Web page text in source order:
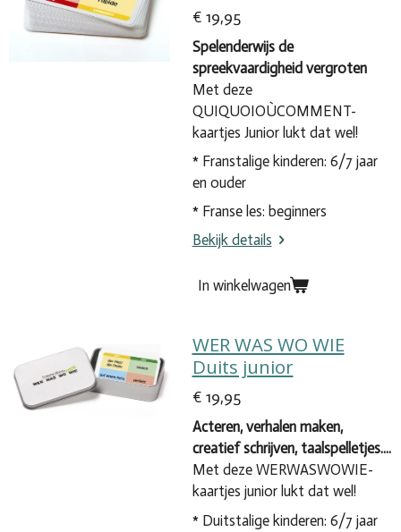
€ 19,95
Spelenderwijs de
spreekvaardigheid vergroten
Met deze
QUIQUOIOÙCOMMENT-
kaartjes Junior lukt dat wel!
* Franstalige kinderen: 6/7 jaar
en ouder
* Franse les: beginners
Bekijk details
In winkelwagen
WER WAS WO WIE
Duits junior
€ 19,95
Acteren, verhalen maken,
creatief schrijven, taalspelletjes....
Met deze WERWASWOWIE-
kaartjes junior lukt dat wel!
* Duitstalige kinderen: 6/7 jaar